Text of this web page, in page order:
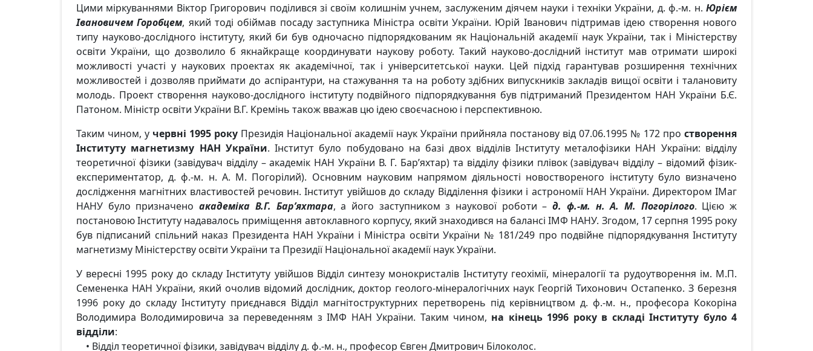
Цими міркуваннями Віктор Григорович поділився зі своїм колишнім учнем, заслуженим діячем науки і техніки України, д. ф.-м. н. Юрієм
Івановичем Горобцем, який тоді обіймав посаду заступника Міністра освіти України. Юрій Іванович підтримав ідею створення нового
типу науково-дослідного інституту, який би був одночасно підпорядкованим як Національній академії наук України, так і Міністерству
освіти України, що дозволило б якнайкраще координувати наукову роботу. Такий науково-дослідний інститут мав отримати широкі
можливості участі у наукових проектах як академічної, так і університетської науки. Цей підхід гарантував розширення технічних
можливостей і дозволяв приймати до аспірантури, на стажування та на роботу здібних випускників закладів вищої освіти і талановиту
молодь. Проект створення науково-дослідного інституту подвійного підпорядкування був підтриманий Президентом НАН України Б.Є.
Патоном. Міністр освіти України В.Г. Кремінь також вважав цю ідею своєчасною і перспективною.
Таким чином, у червні 1995 року Президія Національної академії наук України прийняла постанову від 07.06.1995 № 172 про створення
Інституту магнетизму НАН України. Інститут було побудовано на базі двох відділів Інституту металофізики НАН України: відділу
теоретичної фізики (завідувач відділу – академік НАН України В. Г. Бар’яхтар) та відділу фізики плівок (завідувач відділу – відомий фізик-
експериментатор, д. ф.-м. н. А. М. Погорілий). Основним науковим напрямом діяльності новоствореного інституту було визначено
дослідження магнітних властивостей речовин. Інститут увійшов до складу Відділення фізики і астрономії НАН України. Директором ІМаг
НАНУ було призначеноакадеміка В.Г. Бар’яхтара, а його заступником з наукової роботи –д. ф.-м. н. А. М. Погорілого. Цією ж
постановою Інституту надавалось приміщення автоклавного корпусу, який знаходився на балансі ІМФ НАНУ. Згодом, 17 серпня 1995 року
був підписаний спільний наказ Президента НАН України і Міністра освіти України № 181/249 про подвійне підпорядкування Інституту
магнетизму Міністерству освіти України та Президії Національної академії наук України.
У вересні 1995 року до складу Інституту увійшов Відділ синтезу монокристалів Інституту геохімії, мінералогії та рудоутворення ім. М.П.
Семененка НАН України, який очолив відомий дослідник, доктор геолого-мінералогічних наук Георгій Тихонович Остапенко. З березня
1996 року до складу Інституту приєднався Відділ магнітоструктурних перетворень під керівництвом д. ф.-м. н., професора Кокоріна
Володимира Володимировича за переведенням з ІМФ НАН України. Таким чином, на кінець 1996 року в складі Інституту було 4
відділи:
• Відділ теоретичної фізики, завідувач відділу д. ф.-м. н., професор Євген Дмитрович Білоколос.